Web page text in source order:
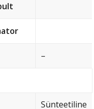
–
Sünteetiline